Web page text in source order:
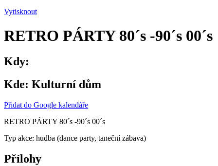
Vytisknout
RETRO PÁRTY 80´s -90´s 00´s
Kdy:
Kde: Kulturní dům
Přidat do Google kalendáře
RETRO PÁRTY 80´s -90´s 00´s
Typ akce: hudba (dance party, taneční zábava)
Přílohy